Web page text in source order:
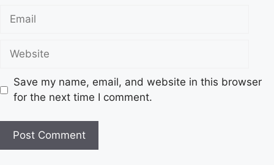
Save my name, email, and website in this browser
for the next time I comment.